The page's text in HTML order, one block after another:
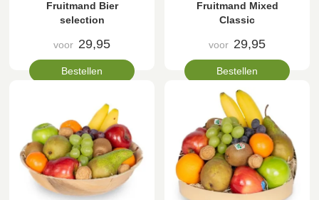
Fruitmand Bier
selection
voor 29,95
Bestellen
Fruitmand Mixed
Classic
voor 29,95
Bestellen